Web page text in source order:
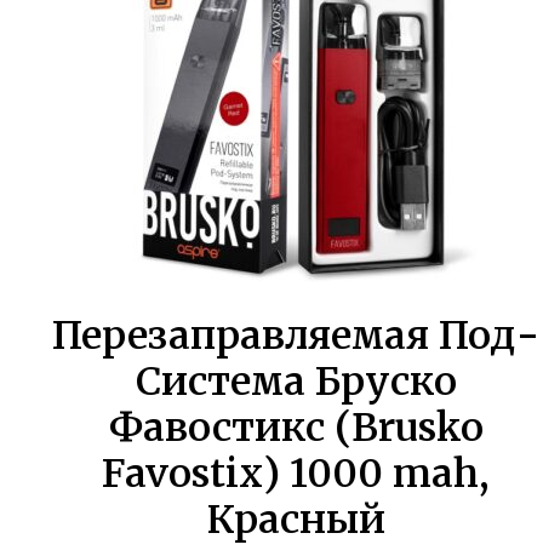
Перезаправляемая Под-
Система Бруско
Фавостикс (Brusko
Favostix) 1000 mah,
Красный